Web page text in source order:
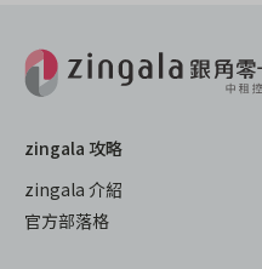
zingala 攻略
zingala 介紹
官方部落格